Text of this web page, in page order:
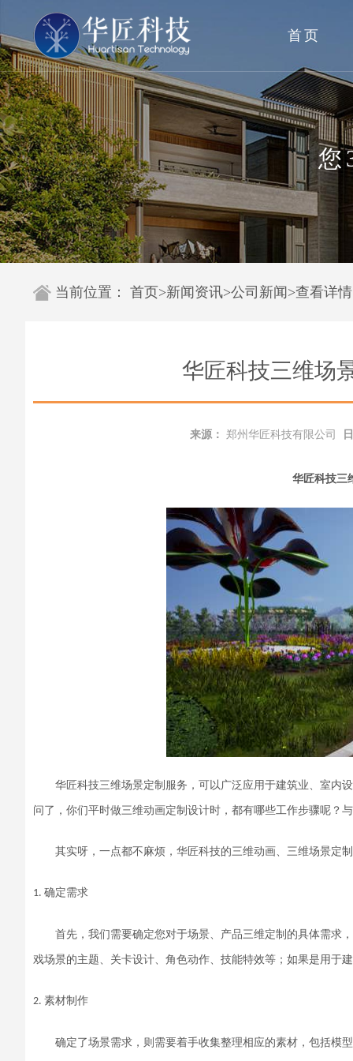
首页
您
当前位置： 首页>新闻资讯>公司新闻 >查看详情
华匠科技三维场
来源： 郑州华匠科技有限公司
华匠科技三
华匠科技三维场景定制服务，可以广泛应用于建筑业、室内
问了，你们平时做三维动画定制设计时，都有哪些工作步骤呢？
其实呀，一点都不麻烦，华匠科技的三维动画、三维场景定
1. 确定需求
首先 ， 我们需要确定您对于场景、 产品三维定制 的具体需求
戏场景的主题、关卡设计、角色动作、 技能特效等；如果是用于
2. 素材制作
确定了场景需求， 则需要着手收集整理相应的素材，包括模